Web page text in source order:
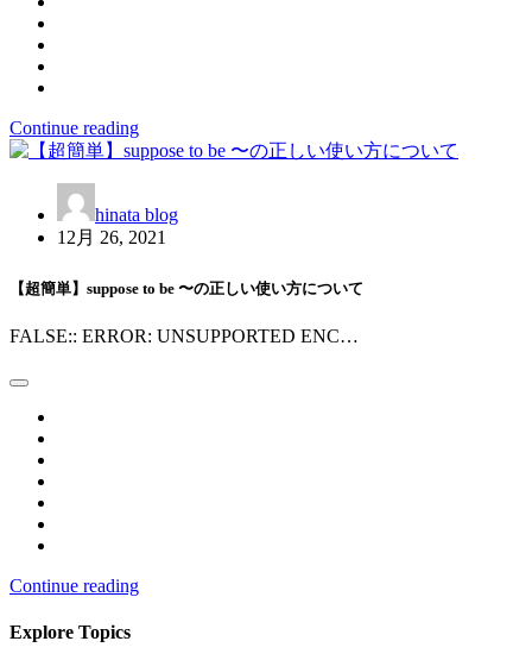
Continue reading
hinata blog
12月 26, 2021
【超簡単】suppose to be 〜の正しい使い方について
FALSE:: ERROR: UNSUPPORTED ENC…
Continue reading
Explore Topics